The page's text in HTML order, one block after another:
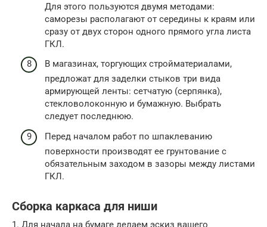
Для этого пользуются двумя методами:
саморезы располагают от середины к краям или
сразу от двух сторон одного прямого угла листа
ГКЛ.
В магазинах, торгующих стройматериалами,
предложат для заделки стыков три вида
армирующей ленты: сетчатую (серпянка),
стекловолоконную и бумажную. Выбрать
следует последнюю.
Перед началом работ по шпаклеванию
поверхности производят ее грунтование с
обязательным заходом в зазоры между листами
ГКЛ.
Сборка каркаса для ниши
1. Для начала на бумаге делаем эскиз вашего